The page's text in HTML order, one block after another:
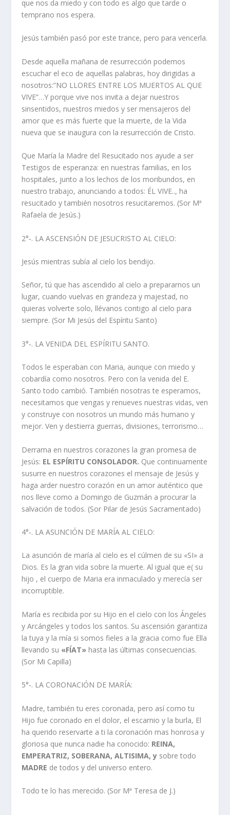
que nos da miedo y con todo es algo que tarde o
temprano nos espera.
Jesús también pasó por este trance, pero para vencerla.
Desde aquella mañana de resurrección podemos
escuchar el eco de aquellas palabras, hoy dirigidas a
nosotros:”NO LLORES ENTRE LOS MUERTOS AL QUE
VIVE”…Y porque vive nos invita a dejar nuestros
sinsentidos, nuestros miedos y ser mensajeros del
amor que es más fuerte que la muerte, de la Vida
nueva que se inaugura con la resurrección de Cristo.
Que María la Madre del Resucitado nos ayude a ser
Testigos de esperanza: en nuestras familias, en los
hospitales, junto a los lechos de los moribundos, en
nuestro trabajo, anunciando a todos: ÉL VIVE.., ha
resucitado y también nosotros resucitaremos. (Sor Mª
Rafaela de Jesús.)
2°‑. LA ASCENSIÓN DE JESUCRISTO AL CIELO:
Jesús mientras subía al cielo los bendijo.
Señor, tú que has ascendido al cielo a prepararnos un
lugar, cuando vuelvas en grandeza y majestad, no
quieras volverte solo, llévanos contigo al cielo para
siempre. (Sor Mi Jesús del Espíritu Santo)
3°‑. LA VENIDA DEL ESPÍRITU SANTO.
Todos le esperaban con Maria, aunque con miedo y
cobardía como nosotros. Pero con la venida del E.
Santo todo cambió. También nosotras te esperamos,
necesitamos que vengas y renueves nuestras vidas, ven
y construye con nosotros un mundo más humano y
mejor. Ven y destierra guerras, divisiones, terrorismo…
Derrama en nuestros corazones la gran promesa de
Jesús: EL ESPÍRITU CONSOLADOR. Que continuamente
susurre en nuestros corazones el mensaje de Jesús y
haga arder nuestro corazón en un amor auténtico que
nos lleve como a Domingo de Guzmán a procurar la
salvación de todos. (Sor Pilar de Jesús Sacramentado)
4°‑. LA ASUNCIÓN DE MARÍA AL CIELO:
La asunción de maría al cielo es el cúlmen de su «SI» a
Dios. Es la gran vida sobre la muerte. Al igual que e( su
hijo , el cuerpo de Maria era inmaculado y merecía ser
incorruptible.
María es recibida por su Hijo en el cielo con los Ángeles
y Arcángeles y todos los santos. Su ascensión garantiza
la tuya y la mía si somos fieles a la gracia como fue Ella
llevando su «FÍAT» hasta las últimas consecuencias.
(Sor Mi Capilla)
5°‑. LA CORONACIÓN DE MARÍA:
Madre, también tu eres coronada, pero así como tu
Hijo fue coronado en el dolor, el escarnio y la burla, El
ha querido reservarte a ti la coronación mas honrosa y
gloriosa que nunca nadie ha conocido: REINA,
EMPERATRIZ, SOBERANA, ALTISIMA, y sobre todo
MADRE de todos y del universo entero.
Todo te lo has merecido. (Sor Mª Teresa de J.)